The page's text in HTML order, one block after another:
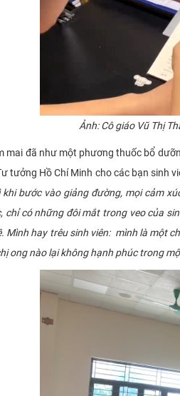
Ảnh:Cô giáo Vũ Thị
đã như một phương thuốc bổ dưỡng
tưởng Hồ Chí Minh cho các bạn sinh
bước vào giảng đường, mọi cảm
chỉ có những đôi mắt trong veo của
Mình hay trêu sinh viên: mình là một
ong nào lại không hạnh phúc trong